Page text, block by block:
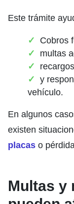
Este trámite
Cobros
multas
y
vehículo.
En algunos
existen
placas o
Multas y